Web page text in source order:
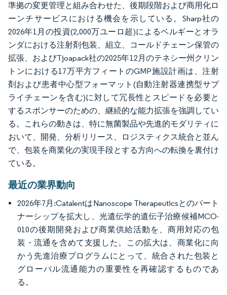
準拠の変更管理と組み合わせた、後期段階および商用化ロ
ーンチサービスにおける機会を示している。Sharp社の
2026年1月の投資(2,000万ユーロ超)によるベルギーとオラ
ンダにおける注射剤包装、組立、コールドチェーン保管の
拡張、およびTjoapack社の2025年12月のテネシー州クリン
トンにおける17万平方フィートのGMP施設計画は、注射
剤および患者中心型フォーマット(自動注射器連携型サプ
ライチェーンを含む)に対して冗長性とスピードを必要と
するスポンサーのための、継続的な能力拡張を強調してい
る。これらの動きは、特に無菌製品や先進的モダリティに
おいて、開発、分析リリース、ロジスティクス統合と並ん
で、包装を商業化の実現手段とする方向への転換を裏付け
ている。
最近の業界動向
2026年7月:CatalentはNanoscope Therapeuticsとのパート
ナーシップを拡大し、光遺伝学的遺伝子治療候補MCO-
010の後期開発および商業供給活動を、商用対応の包
装・流通を含めて支援した。この拡大は、商業化に向
かう先進治療プログラムにとって、統合された包装と
グローバル流通能力の重要性を再確認するものであ
る。